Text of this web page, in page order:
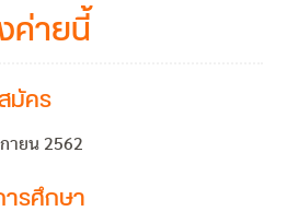
ค่ายนี้
มัคร
ายน 2562
รศึกษา